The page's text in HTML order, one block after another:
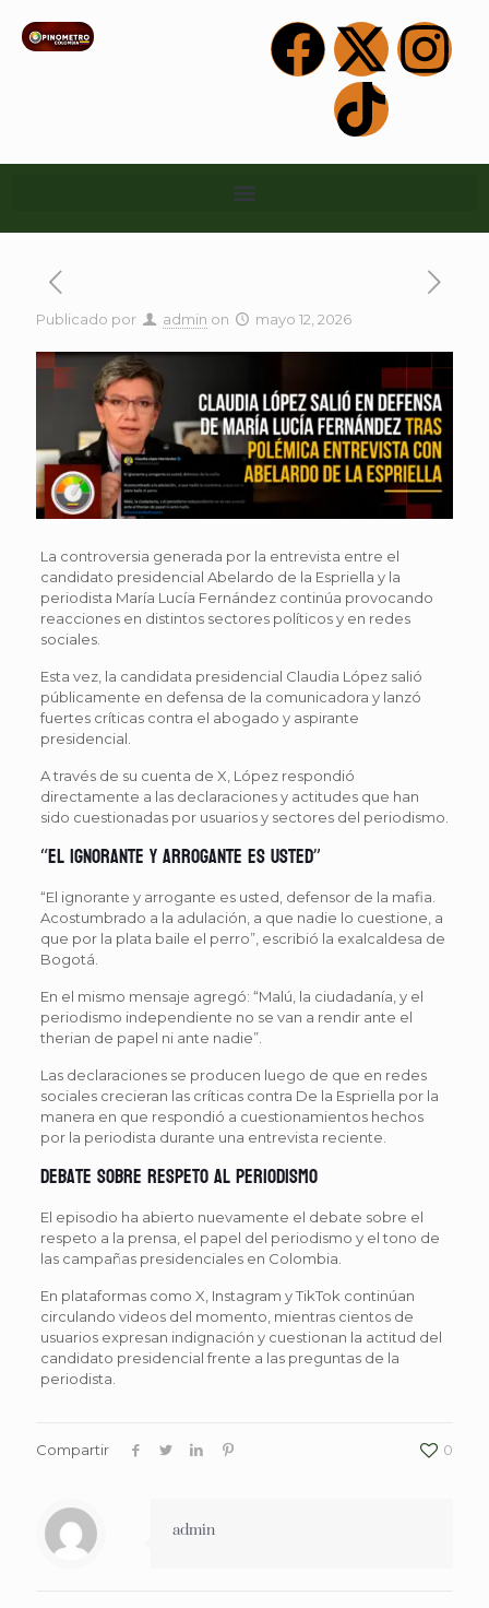
Publicado por admin on mayo 12, 2026
La controversia generada por la entrevista entre el
candidato presidencial Abelardo de la Espriella y la
periodista María Lucía Fernández continúa provocando
reacciones en distintos sectores políticos y en redes
sociales.
Esta vez, la candidata presidencial Claudia López salió
públicamente en defensa de la comunicadora y lanzó
fuertes críticas contra el abogado y aspirante
presidencial.
A través de su cuenta de X, López respondió
directamente a las declaraciones y actitudes que han
sido cuestionadas por usuarios y sectores del periodismo.
“El ignorante y arrogante es usted”
“El ignorante y arrogante es usted, defensor de la mafia.
Acostumbrado a la adulación, a que nadie lo cuestione, a
que por la plata baile el perro”, escribió la exalcaldesa de
Bogotá.
En el mismo mensaje agregó: “Malú, la ciudadanía, y el
periodismo independiente no se van a rendir ante el
therian de papel ni ante nadie”.
Las declaraciones se producen luego de que en redes
sociales crecieran las críticas contra De la Espriella por la
manera en que respondió a cuestionamientos hechos
por la periodista durante una entrevista reciente.
Debate sobre respeto al periodismo
El episodio ha abierto nuevamente el debate sobre el
respeto a la prensa, el papel del periodismo y el tono de
las campañas presidenciales en Colombia.
En plataformas como X, Instagram y TikTok continúan
circulando videos del momento, mientras cientos de
usuarios expresan indignación y cuestionan la actitud del
candidato presidencial frente a las preguntas de la
periodista.
Compartir 0
admin